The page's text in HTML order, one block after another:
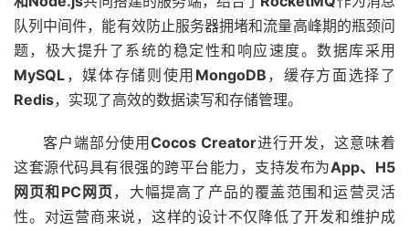
队列中间件，能有效防止服务器拥堵和流量高峰期的瓶颈问
题，极大提升了系统的稳定性和响应速度。数据库采用
MySQL ，媒体存储则使用 MongoDB ，缓存方面选择了
Redis，实现了高效的数据读写和存储管理。
客户端部分使用Cocos Creator进行开发，这意味着
这套源代码具有很强的跨平台能力，支持发布为App、H5
网页和PC网页，大幅提高了产品的覆盖范围和运营灵活
性。对运营商来说，这样的设计不仅降低了开发和维护成